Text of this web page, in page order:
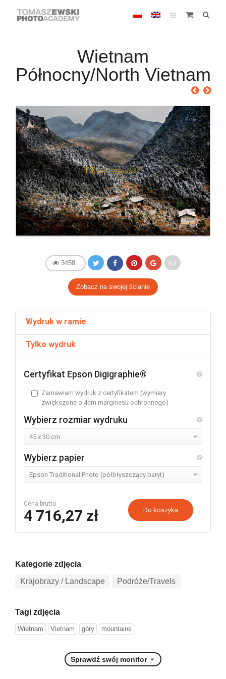
Wietnam
Północny/North Vietnam
3458
Wydruk w ramie
Tylko wydruk
Certyfikat Epson Digigraphie®
Zamawiam wydruk z certyfikatem (wymiary
zwiększone o 4cm marginesu ochronnego)
Wybierz rozmiar wydruku
Wybierz papier
Cena brutto
4 716,27 zł
Kategorie zdjęcia
Krajobrazy / Landscape
Podróże/Travels
Tagi zdjęcia
Wietnam Vietnam góry mountains